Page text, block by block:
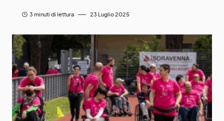
3 minuti di lettura 23 Luglio 2025